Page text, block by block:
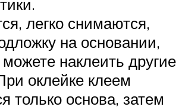
легко снимаются,
на основании,
наклеить другие
оклейке клеем
только основа, затем